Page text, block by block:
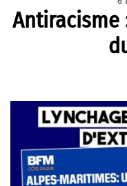
Antiracisme